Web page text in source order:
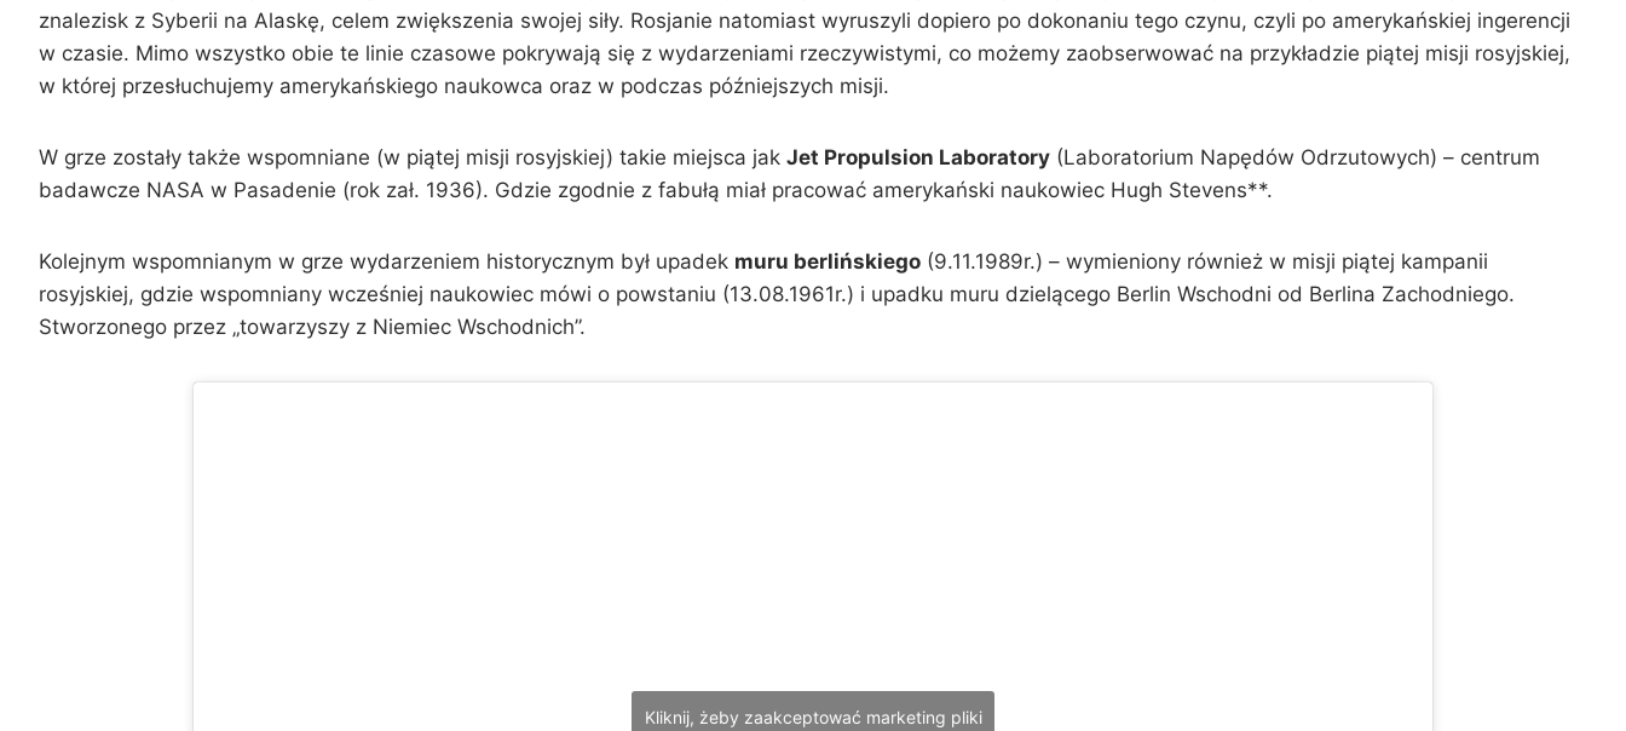
znalezisk z Syberii na Alaskę, celem zwiększenia swojej siły. Rosjanie natomiast wyruszyli dopiero po dokonaniu tego czynu, czyli po amerykańskiej ingerencji
w czasie. Mimo wszystko obie te linie czasowe pokrywają się z wydarzeniami rzeczywistymi, co możemy zaobserwować na przykładzie piątej misji rosyjskiej,
w której przesłuchujemy amerykańskiego naukowca oraz w podczas późniejszych misji.
W grze zostały także wspomniane (w piątej misji rosyjskiej) takie miejsca jak Jet Propulsion Laboratory (Laboratorium Napędów Odrzutowych) – centrum
badawcze NASA w Pasadenie (rok zał. 1936). Gdzie zgodnie z fabułą miał pracować amerykański naukowiec Hugh Stevens**.
Kolejnym wspomnianym w grze wydarzeniem historycznym był upadek muru berlińskiego (9.11.1989r.) – wymieniony również w misji piątej kampanii
rosyjskiej, gdzie wspomniany wcześniej naukowiec mówi o powstaniu (13.08.1961r.) i upadku muru dzielącego Berlin Wschodni od Berlina Zachodniego.
Stworzonego przez „towarzyszy z Niemiec Wschodnich”.
Kliknij, żeby zaakceptować marketing pliki